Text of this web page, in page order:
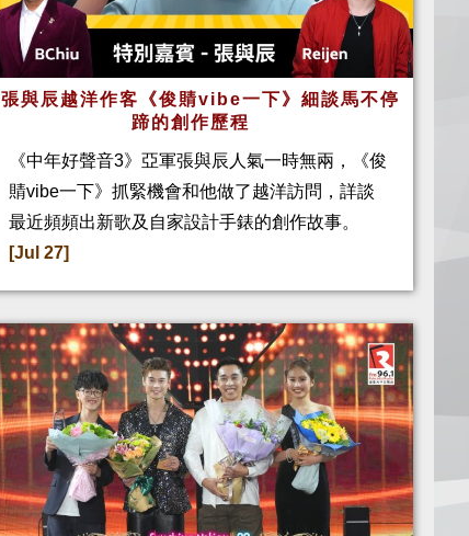
張與辰越洋作客《俊䝼vibe一下》細談馬不停
蹄的創作歷程
《中年好聲音3》亞軍張與辰人氣一時無兩，《俊
䝼vibe一下》抓緊機會和他做了越洋訪問，詳談
最近頻頻出新歌及自家設計手錶的創作故事。
[Jul 27]